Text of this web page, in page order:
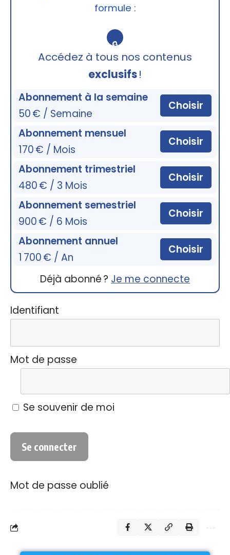
formule :
🔒
Accédez à tous nos contenus
exclusifs!
Abonnement à la semaine
50 € / Semaine
Choisir
Abonnement mensuel
170 € / Mois
Choisir
Abonnement trimestriel
480 € / 3 Mois
Choisir
Abonnement semestriel
900 € / 6 Mois
Choisir
Abonnement annuel
1 700 € / An
Choisir
Déjà abonné ? Je me connecte
Identifiant
Mot de passe
Se souvenir de moi
Mot de passe oublié